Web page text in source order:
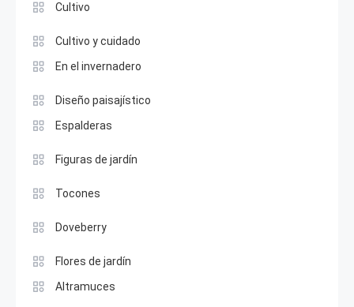
Cultivo
Cultivo y cuidado
En el invernadero
Diseño paisajístico
Espalderas
Figuras de jardín
Tocones
Doveberry
Flores de jardín
Altramuces